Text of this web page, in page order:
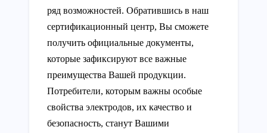
ряд возможностей. Обратившись в наш
сертификационный центр, Вы сможете
получить официальные документы,
которые зафиксируют все важные
преимущества Вашей продукции.
Потребители, которым важны особые
свойства электродов, их качество и
безопасность, станут Вашими